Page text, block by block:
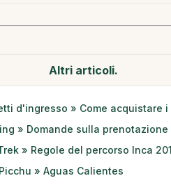
Altri articoli.
d'ingresso » Come acquistare
» Domande sulla prenotazione
» Regole del percorso Inca
» Aguas Calientes